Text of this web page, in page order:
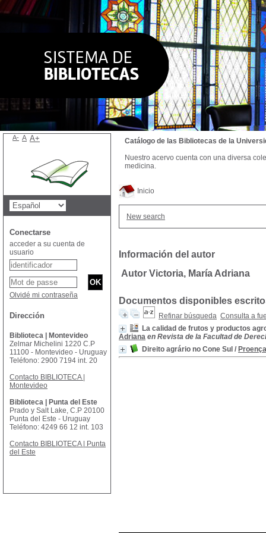
Inicio
New search
Información del autor
Autor Victoria, María Adriana
Documentos disponibles
Refinar búsqueda Consulta a
La calidad de frutos y productos
Adriana en Revista de la Facultad de
Direito agrário no Cone Sul /
Catálogo de las Bibliotecas de la
Nuestro acervo cuenta con una diversa
medicina.
A- A A+
Conectarse
acceder a su cuenta de
usuario
Olvidé mi contraseña
Dirección
Biblioteca | Montevideo
Zelmar Michelini 1220 C.P
11100 - Montevideo - Uruguay
Teléfono: 2900 7194 int. 20
Contacto BIBLIOTECA |
Montevideo
Biblioteca | Punta del Este
Prado y Salt Lake, C.P 20100
Punta del Este - Uruguay
Teléfono: 4249 66 12 int. 103
Contacto BIBLIOTECA | Punta
del Este